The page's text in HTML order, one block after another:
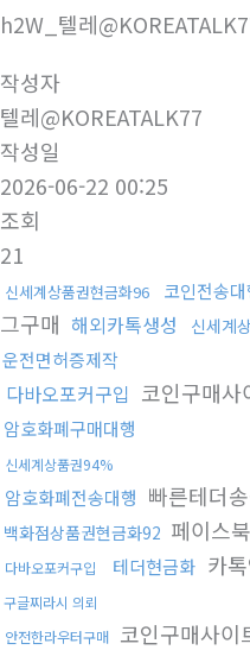
h2W_텔레
작성자
텔레@KOREATALK77
작성일
2026-06-22 00:25
조회
21
신세계상품권현금화96 코인전송대
그구매 해외카톡생성 신세계
운전면허증제작
다바오포커구입 코인구매사
암호화폐구매대행
신세계상품권94%
암호화폐전송대행 빠른테더
백화점상품권현금화92 페이스
다바오포커구입 테더현금화 카
구글찌라시 의뢰
안전한라우터구매 코인구매사이